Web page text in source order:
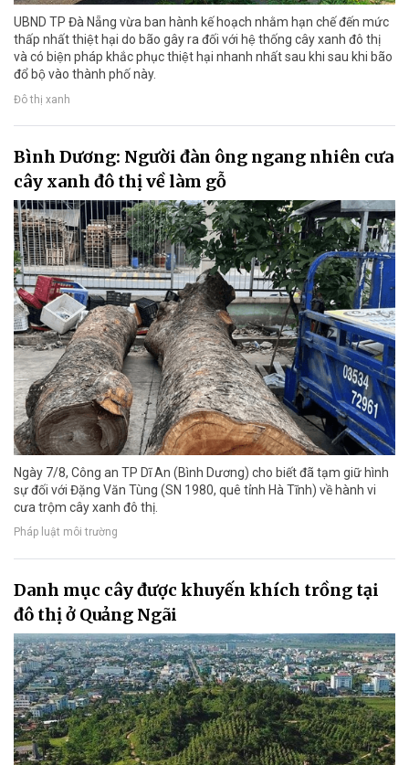
UBND TP Đà Nẵng vừa ban hành kế hoạch nhằm hạn chế đến mức
thấp nhất thiệt hại do bão gây ra đối với hệ thống cây xanh đô thị
và có biện pháp khắc phục thiệt hại nhanh nhất sau khi sau khi bão
đổ bộ vào thành phố này.
Đô thị xanh
Bình Dương: Người đàn ông ngang nhiên cưa
cây xanh đô thị về làm gỗ
Ngày 7/8, Công an TP Dĩ An (Bình Dương) cho biết đã tạm giữ hình
sự đối với Đặng Văn Tùng (SN 1980, quê tỉnh Hà Tĩnh) về hành vi
cưa trộm cây xanh đô thị.
Pháp luật môi trường
Danh mục cây được khuyến khích trồng tại
đô thị ở Quảng Ngãi